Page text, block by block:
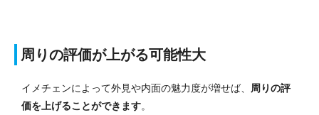
周りの評価が上がる可能性大
イメチェンによって外見や内面の魅力度が増せば、 周りの評
価を上げることができます。